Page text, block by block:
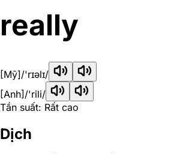
really
[Mỹ]/'rɪəlɪ/
[Anh] /'rili/
Tần suất: Rất cao
Dịch